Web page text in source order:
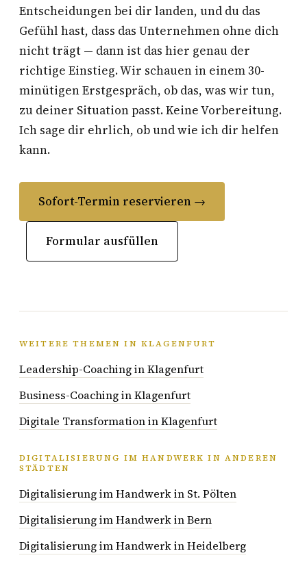
Entscheidungen bei dir landen, und du das
Gefühl hast, dass das Unternehmen ohne dich
nicht trägt — dann ist das hier genau der
richtige Einstieg. Wir schauen in einem 30-
minütigen Erstgespräch, ob das, was wir tun,
zu deiner Situation passt. Keine Vorbereitung.
Ich sage dir ehrlich, ob und wie ich dir helfen
kann.
Sofort-Termin reservieren →
Formular ausfüllen
WEITERE THEMEN IN KLAGENFURT
Leadership-Coaching in Klagenfurt
Business-Coaching in Klagenfurt
Digitale Transformation in Klagenfurt
DIGITALISIERUNG IM HANDWERK IN ANDEREN
STÄDTEN
Digitalisierung im Handwerk in St. Pölten
Digitalisierung im Handwerk in Bern
Digitalisierung im Handwerk in Heidelberg